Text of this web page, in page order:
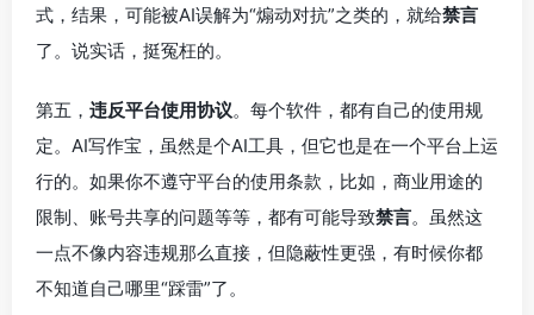
式，结果，可能被AI误解为“煽动对抗”之类的，就给禁言
了。说实话，挺冤枉的。
第五， 违反平台使用协议。每个软件，都有自己的使用规
定。AI写作宝，虽然是个AI工具，但它也是在一个平台上运
行的。如果你不遵守平台的使用条款，比如，商业用途的
限制、账号共享的问题等等，都有可能导致禁言。虽然这
一点不像内容违规那么直接，但隐蔽性更强，有时候你都
不知道自己哪里“踩雷”了。